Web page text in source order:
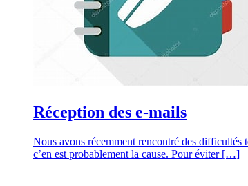
Réception des e-mails
Nous avons récemment rencontré des difficultés
c’en est probablement la cause. Pour éviter […]